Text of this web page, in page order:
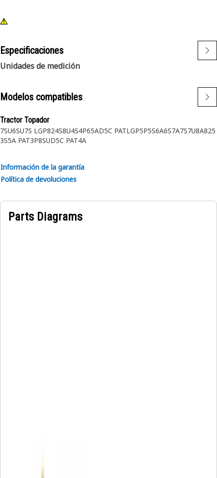
Especificaciones
Unidades de medición
Modelos compatibles
Tractor Topador
7SU6SU7S LGP824S8U4S4P65AD5C PATLGP5P5S6A6S7A7S7U8A825
3S5A PAT3P8SUD5C PAT4A
Información de la garantía
Política de devoluciones
Parts Diagrams